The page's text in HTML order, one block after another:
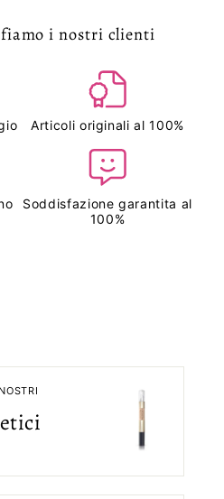
i nostri clienti
Articoli originali al 100%
Soddisfazione garantita al
100%